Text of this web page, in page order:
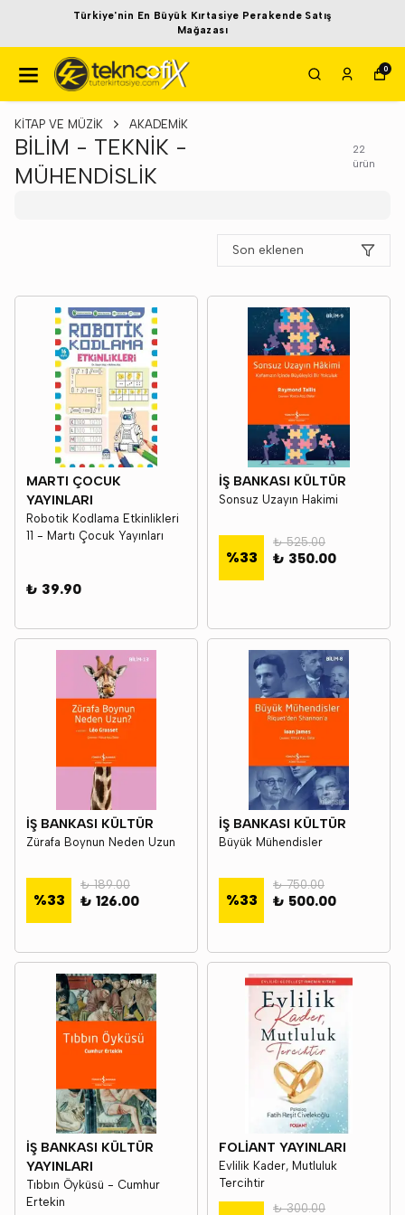
Türkiye'nin En Büyük Kırtasiye Perakende Satış
Mağazası
0
KİTAP VE MÜZİK AKADEMİK
BİLİM - TEKNİK -
MÜHENDİSLİK
22
ürün
Son eklenen
MARTI ÇOCUK
YAYINLARI
Robotik Kodlama Etkinlikleri
11 - Martı Çocuk Yayınları
₺ 39.90
İŞ BANKASI KÜLTÜR
Sonsuz Uzayın Hakimi
%33
₺ 525.00
₺ 350.00
İŞ BANKASI KÜLTÜR
Zürafa Boynun Neden Uzun
%33
₺ 189.00
₺ 126.00
İŞ BANKASI KÜLTÜR
Büyük Mühendisler
%33
₺ 750.00
₺ 500.00
İŞ BANKASI KÜLTÜR
YAYINLARI
Tıbbın Öyküsü - Cumhur
Ertekin
FOLİANT YAYINLARI
Evlilik Kader, Mutluluk
Tercihtir
₺ 300.00